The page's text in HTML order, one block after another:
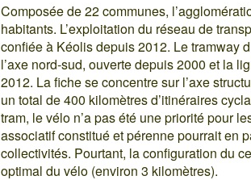
Composée de 22 communes,
habitants. L’exploitation du réseau de
confiée à Kéolis depuis 2012. Le tramway
l’axe nord-sud, ouverte depuis 2000 et la
2012. La fiche se concentre sur l’axe
un total de 400 kilomètres d’itinéraires
tram, le vélo n’a pas été une priorité pour
associatif constitué et pérenne pourrait en
collectivités. Pourtant, la configuration du
optimal du vélo (environ 3 kilomètres).